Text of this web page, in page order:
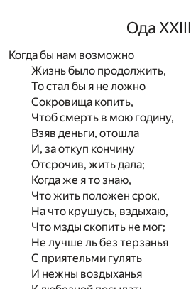
Ода XXIII
Когда бы нам возможно
Жизнь было продолжить,
То стал бы я не ложно
Сокровища копить,
Чтоб смерть в мою годину,
Взяв деньги, отошла
И, за откуп кончину
Отсрочив, жить дала;
Когда же я то знаю,
Что жить положен срок,
На что крушусь, вздыхаю,
Что мзды скопить не мог;
Не лучше ль без терзанья
С приятельми гулять
И нежны воздыханья